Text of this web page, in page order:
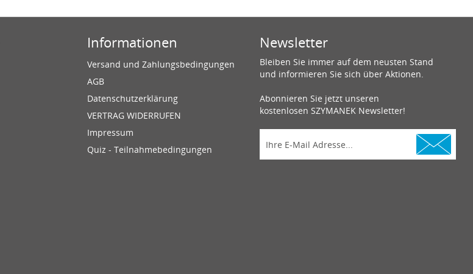
Informationen
Versand und Zahlungsbedingungen
AGB
Datenschutzerklärung
VERTRAG WIDERRUFEN
Impressum
Quiz - Teilnahmebedingungen
Newsletter
Bleiben Sie immer auf dem neusten Stand
und informieren Sie sich über Aktionen.
Abonnieren Sie jetzt unseren
kostenlosen SZYMANEK Newsletter!